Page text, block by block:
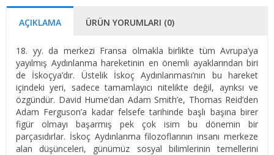
AÇIKLAMA ÜRÜN YORUMLARI (0)
18. yy. da merkezi Fransa olmakla birlikte tüm Avrupa’ya
yayılmış Aydınlanma hareketinin en önemli ayaklarından biri
de İskoçya’dır. Üstelik İskoç Aydınlanması’nın bu hareket
içindeki yeri, sadece tamamlayıcı nitelikte değil, ayrıksı ve
özgündür. David Hume’dan Adam Smith’e, Thomas Reid’den
Adam Ferguson’a kadar felsefe tarihinde başlı başına birer
figür olmayı başarmış pek çok isim bu dönemin bir
parçasıdırlar. İskoç Aydınlanma filozoflarının insanı merkeze
alan düşünceleri, günümüz sosyal bilimlerinin temellerini